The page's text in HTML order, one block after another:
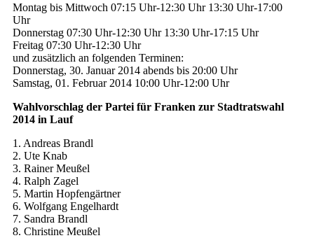
Montag bis Mittwoch 07:15 Uhr-12:30 Uhr 13:30 Uhr-17:00
Uhr
Donnerstag 07:30 Uhr-12:30 Uhr 13:30 Uhr-17:15 Uhr
Freitag 07:30 Uhr-12:30 Uhr
und zusätzlich an folgenden Terminen:
Donnerstag, 30. Januar 2014 abends bis 20:00 Uhr
Samstag, 01. Februar 2014 10:00 Uhr-12:00 Uhr
Wahlvorschlag der Partei für Franken zur Stadtratswahl
2014 in Lauf
1. Andreas Brandl
2. Ute Knab
3. Rainer Meußel
4. Ralph Zagel
5. Martin Hopfengärtner
6. Wolfgang Engelhardt
7. Sandra Brandl
8. Christine Meußel